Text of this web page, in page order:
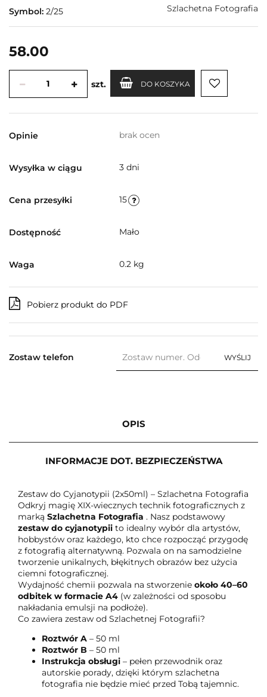
Symbol: 2/25 Szlachetna Fotografia
58.00
szt. DO KOSZYKA
Opinie brak ocen
Wysyłka w ciągu 3 dni
Cena przesyłki 15
Dostępność Mało
Waga 0.2 kg
Pobierz produkt do PDF
Zostaw telefon WYŚLIJ
OPIS
INFORMACJE DOT. BEZPIECZEŃSTWA
Zestaw do Cyjanotypii (2x50ml) – Szlachetna Fotografia
Odkryj magię XIX-wiecznych technik fotograficznych z
marką Szlachetna Fotografia . Nasz podstawowy
zestaw do cyjanotypii to idealny wybór dla artystów,
hobbystów oraz każdego, kto chce rozpocząć przygodę
z fotografią alternatywną. Pozwala on na samodzielne
tworzenie unikalnych, błękitnych obrazów bez użycia
ciemni fotograficznej.
Wydajność chemii pozwala na stworzenie około 40–60
odbitek w formacie A4 (w zależności od sposobu
nakładania emulsji na podłoże).
Co zawiera zestaw od Szlachetnej Fotografii?
Roztwór A – 50 ml
Roztwór B – 50 ml
Instrukcja obsługi – pełen przewodnik oraz
autorskie porady, dzięki którym szlachetna
fotografia nie będzie mieć przed Tobą tajemnic.